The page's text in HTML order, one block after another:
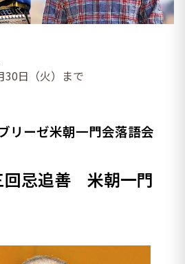
日（火）まで
リーゼ米朝一門会落語会
回忌追善 米朝一門